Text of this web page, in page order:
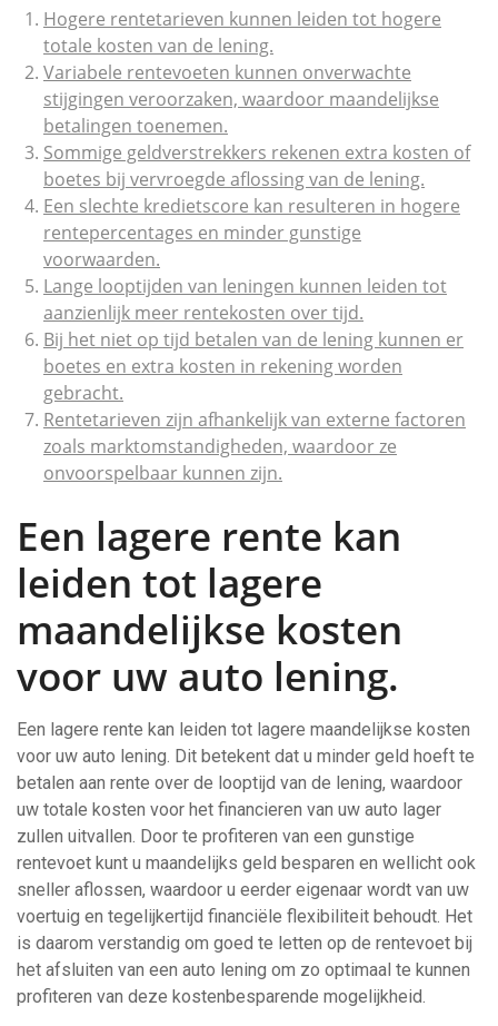
Hogere rentetarieven kunnen leiden tot hogere
totale kosten van de lening.
Variabele rentevoeten kunnen onverwachte
stijgingen veroorzaken, waardoor maandelijkse
betalingen toenemen.
Sommige geldverstrekkers rekenen extra kosten of
boetes bij vervroegde aflossing van de lening.
Een slechte kredietscore kan resulteren in hogere
rentepercentages en minder gunstige
voorwaarden.
Lange looptijden van leningen kunnen leiden tot
aanzienlijk meer rentekosten over tijd.
Bij het niet op tijd betalen van de lening kunnen er
boetes en extra kosten in rekening worden
gebracht.
Rentetarieven zijn afhankelijk van externe factoren
zoals marktomstandigheden, waardoor ze
onvoorspelbaar kunnen zijn.
Een lagere rente kan
leiden tot lagere
maandelijkse kosten
voor uw auto lening.
Een lagere rente kan leiden tot lagere maandelijkse kosten
voor uw auto lening. Dit betekent dat u minder geld hoeft te
betalen aan rente over de looptijd van de lening, waardoor
uw totale kosten voor het financieren van uw auto lager
zullen uitvallen. Door te profiteren van een gunstige
rentevoet kunt u maandelijks geld besparen en wellicht ook
sneller aflossen, waardoor u eerder eigenaar wordt van uw
voertuig en tegelijkertijd financiële flexibiliteit behoudt. Het
is daarom verstandig om goed te letten op de rentevoet bij
het afsluiten van een auto lening om zo optimaal te kunnen
profiteren van deze kostenbesparende mogelijkheid.